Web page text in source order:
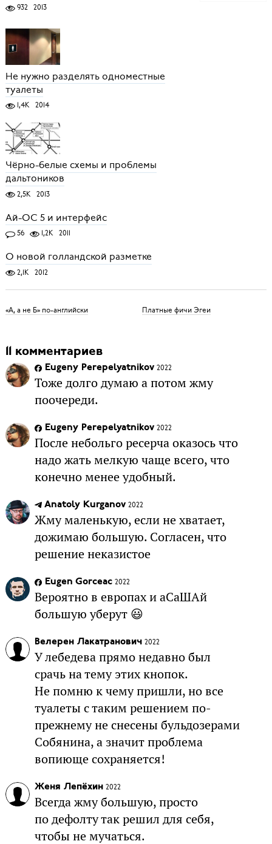
932 2013
Не нужно разделять одноместные
туалеты
1,4K 2014
Чёрно-белые схемы и проблемы
дальтоников
2,5K 2013
Ай-ОС 5 и интерфейс
56 1,2K 2011
О новой голландской разметке
2,1K 2012
«А, а не Б» по-английски Платные фичи Эгеи
11 комментариев
Eugeny Perepelyatnikov 2022
Тоже долго думаю а потом жму
поочереди.
Eugeny Perepelyatnikov 2022
После небольго ресерча оказось что
надо жать мелкую чаще всего, что
конечно менее удобный.
Anatoly Kurganov 2022
Жму маленькую, если не хватает,
дожимаю большую. Согласен, что
решение неказистое
Eugen Gorceac 2022
Вероятно в европах и аСаШАй
большую уберут 😃
Велерен Лакатранович 2022
У лебедева прямо недавно был
срачь на тему этих кнопок.
Не помню к чему пришли, но все
туалеты с таким решением по-
прежнему не снесены бульдозерами
Собянина, а значит проблема
вопиюще сохраняется!
Женя Лепёхин 2022
Всегда жму большую, просто
по дефолту так решил для себя,
чтобы не мучаться.